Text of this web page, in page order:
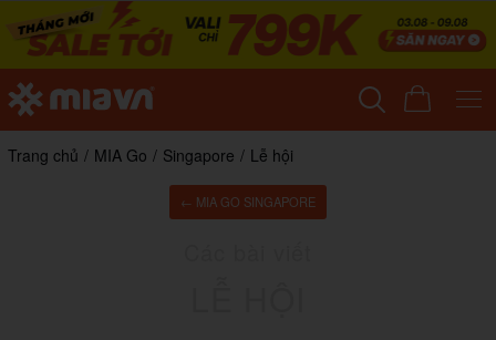
Trang chủ / MIA Go / Singapore / Lễ hội
← MIA GO SINGAPORE